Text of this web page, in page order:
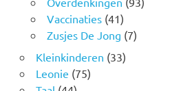
Vaccinaties(41)
Zusjes De Jong (7)
Kleinkinderen (33)
Leonie (75)